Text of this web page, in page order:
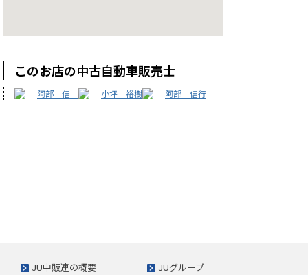
このお店の中古自動車販売士
阿部 信一 小坪 裕樹 阿部 信行
JU中販連の概要 JUグループ